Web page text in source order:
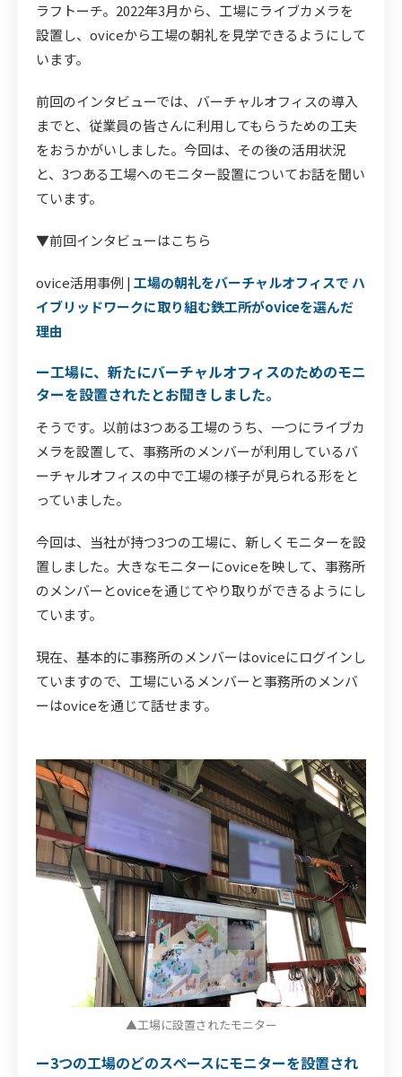
ラフトーチ。2022年3月から、工場にライブカメラを
設置し、oviceから工場の朝礼を見学できるようにして
います。
前回のインタビューでは、バーチャルオフィスの導入
までと、従業員の皆さんに利用してもらうための工夫
をおうかがいしました。今回は、その後の活用状況
と、3つある工場へのモニター設置についてお話を聞い
ています。
▼前回インタビューはこちら
ovice活用事例 | 工場の朝礼をバーチャルオフィスで ハ
イブリッドワークに取り組む鉄工所がoviceを選んだ
理由
ー工場に、新たにバーチャルオフィスのためのモニ
ターを設置されたとお聞きしました。
そうです。以前は3つある工場のうち、一つにライブカ
メラを設置して、事務所のメンバーが利用しているバ
ーチャルオフィスの中で工場の様子が見られる形をと
っていました。
今回は、当社が持つ3つの工場に、新しくモニターを設
置しました。大きなモニターにoviceを映して、事務所
のメンバーとoviceを通じてやり取りができるようにし
ています。
現在、基本的に事務所のメンバーはoviceにログインし
ていますので、工場にいるメンバーと事務所のメンバ
ーはoviceを通じて話せます。
▲工場に設置されたモニター
ー3つの工場のどのスペースにモニターを設置され